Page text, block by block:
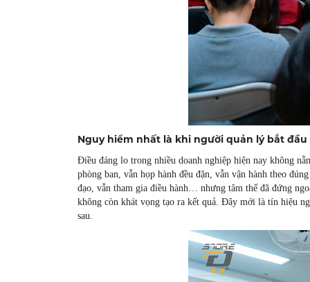
Nguy hiểm nhất là khi người quản lý bắt
Điều đáng lo trong nhiều doanh nghiệp hiện nay không
phòng ban, vẫn họp hành đều đặn, vẫn vận hành theo
đạo, vẫn tham gia điều hành… nhưng tâm thế đã đứng
không còn khát vọng tạo ra kết quả. Đây mới là tín hiệu
sau.